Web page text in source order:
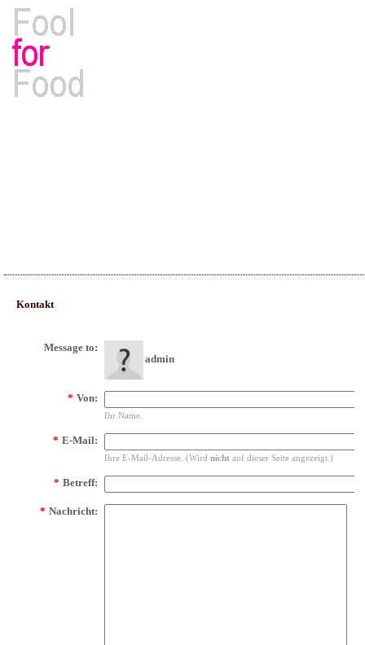
Kontakt
Message to:
admin
* Von:
Ihr Name.
* E-Mail:
Ihre E-Mail-Adresse. (Wird nicht auf dieser Seite angezeigt.)
* Betreff:
* Nachricht: